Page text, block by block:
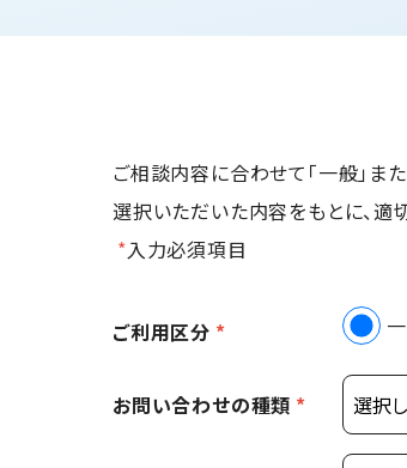
ご相談内容に合わせて「一般」ま
選択いただいた内容をもとに、適
*入力必須項目
ご利用区分 *
お問い合わせの種類 *